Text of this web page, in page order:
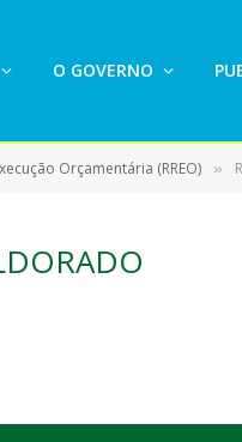
O GOVERNO
Orçamentária (RREO) »